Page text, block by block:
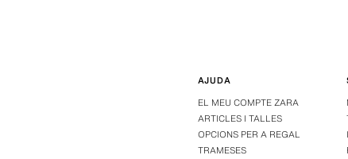
AJUDA
EL MEU COMPTE ZARA
ARTICLES I TALLES
OPCIONS PER A REGAL
TRAMESES